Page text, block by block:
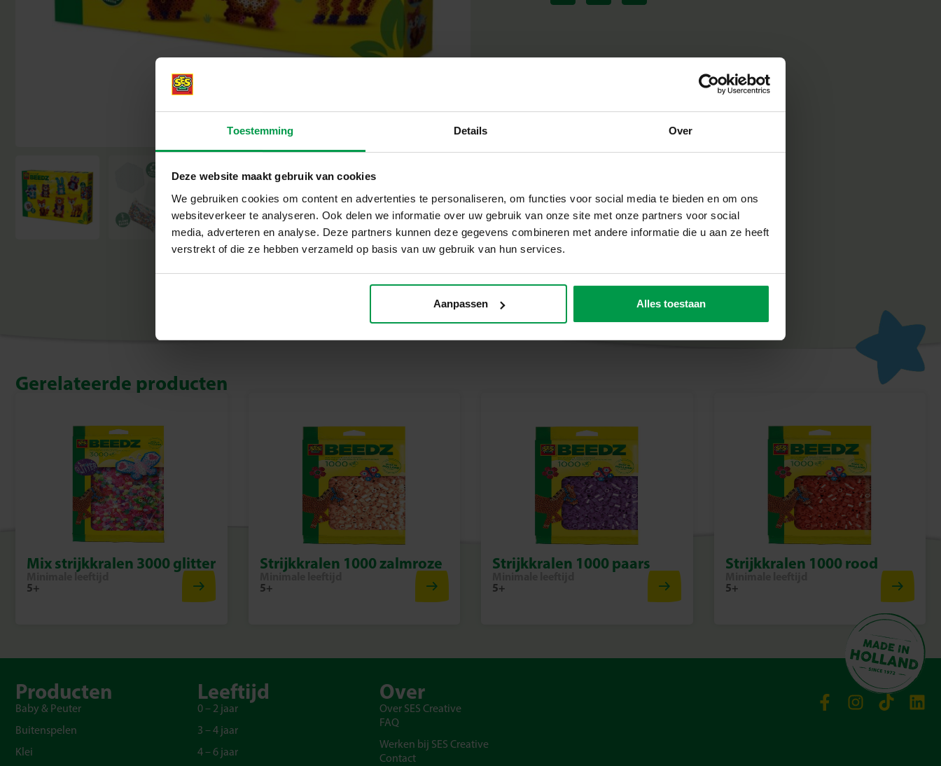
Toestemming Details Over
Deze website maakt gebruik van cookies
We gebruiken cookies om content en advertenties te personaliseren, om functies voor social media te bieden en om ons
websiteverkeer te analyseren. Ook delen we informatie over uw gebruik van onze site met onze partners voor social
media, adverteren en analyse. Deze partners kunnen deze gegevens combineren met andere informatie die u aan ze heeft
verstrekt of die ze hebben verzameld op basis van uw gebruik van hun services.
Aanpassen Alles toestaan
Met deze eco-vriendelijke set maken kinderen hun eigen bosdieren. Het stevige hexagon
1800 eco-strijkkralen mix
Bij SES Creative vinden we veiligheid en duurzaamheid erg belangrijk. Daarom worden de
met zorg voor onze planeet.
Begin vandaag nog met jouw Green Beedz avontuur
Ontdek het plezier van strijkkralen en maak de mooiste bosdieren met deze duurzame set.
Gerelateerde producten
Mix strijkkralen 3000 glitter
Minimale leeftijd
5+
Strijkkralen 1000 zalmroze
Minimale leeftijd
5+
Strijkkralen 1000 paars
Minimale leeftijd
5+
Strijkkralen 1000 rood
Minimale leeftijd
5+
Producten
Baby & Peuter
Buitenspelen
Klei
Leeftijd
0 – 2 jaar
3 – 4 jaar
4 – 6 jaar
Over
Over SES Creative
FAQ
Werken bij SES Creative
Contact